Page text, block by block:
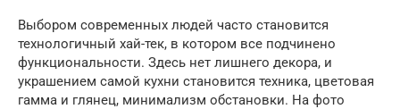
Выбором современных людей часто становится
технологичный хай-тек, в котором все подчинено
функциональности. Здесь нет лишнего декора, и
украшением самой кухни становится техника, цветовая
гамма и глянец, минимализм обстановки. На фото